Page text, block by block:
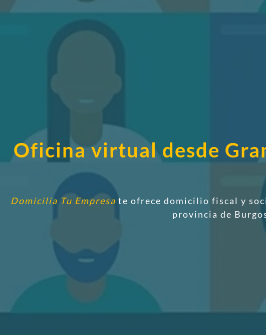
Oficina virtual desde
Domicilia Tu Empresa te ofrece domicilio fiscal y
provincia de